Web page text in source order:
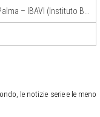
le notizie serie e le meno